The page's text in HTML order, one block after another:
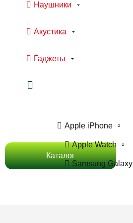
Наушники
Акустика
Гаджеты
Каталог
Apple iPhone
Apple Watch
Samsung Galaxy